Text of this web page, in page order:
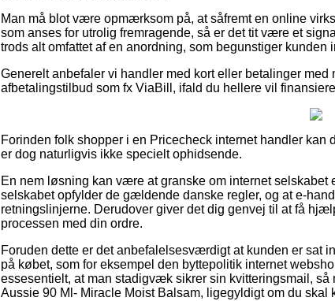
Man må blot være opmærksom på, at såfremt en online
som anses for utrolig fremragende, så er det tit være et
trods alt omfattet af en anordning, som begunstiger
Generelt anbefaler vi handler med kort eller betalinger
afbetalingstilbud som fx ViaBill, ifald du hellere vil
Forinden folk shopper i en Pricecheck internet handler
er dog naturligvis ikke specielt ophidsende.
En nem løsning kan være at granske om internet
selskabet opfylder de gældende danske regler, og at e-
retningslinjerne. Derudover giver det dig genvej til at få
processen med din ordre.
Foruden dette er det anbefalelsesværdigt at kunden er sat
på købet, som for eksempel den byttepolitik internet
essesentielt, at man stadigvæk sikrer sin kvitteringsmail,
Aussie 90 Ml- Miracle Moist Balsam, ligegyldigt om du skal